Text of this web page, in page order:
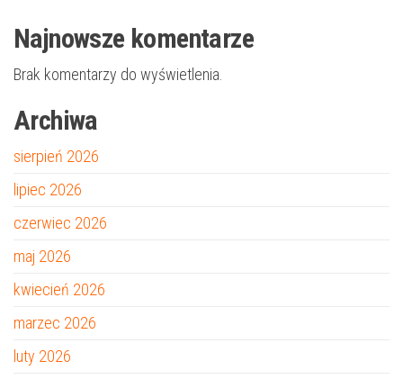
Najnowsze komentarze
Brak komentarzy do wyświetlenia.
Archiwa
sierpień 2026
lipiec 2026
czerwiec 2026
maj 2026
kwiecień 2026
marzec 2026
luty 2026